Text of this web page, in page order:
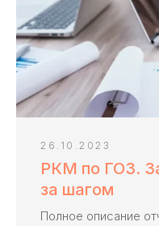
26.10.2023
РКМ по ГОЗ.
за шагом
Полное описание
Ольга Осипова
Ведущий эксперт
Казначейское
по всей России